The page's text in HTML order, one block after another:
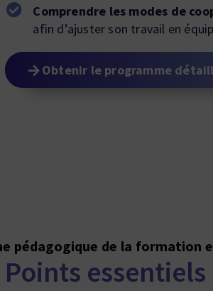
Comprendre les modes de
afin d’ajuster son travail en
Obtenir le programme
pédagogique de la formation
Points